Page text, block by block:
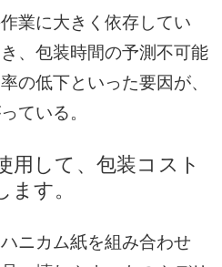
業に大きく依存してい
、包装時間の予測不可能
の低下といった要因が、
ている。
用して、包装コスト
す。
ニカム紙を組み合わせ